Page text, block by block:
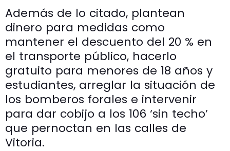
Además de lo citado, plantean
dinero para medidas como
mantener el descuento del 20 % en
el transporte público, hacerlo
gratuito para menores de 18 años y
estudiantes, arreglar la situación de
los bomberos forales e intervenir
para dar cobijo a los 106 ‘sin techo’
que pernoctan en las calles de
Vitoria.